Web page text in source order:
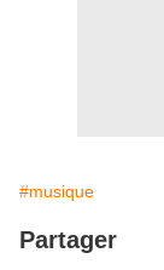
#musique
Partager